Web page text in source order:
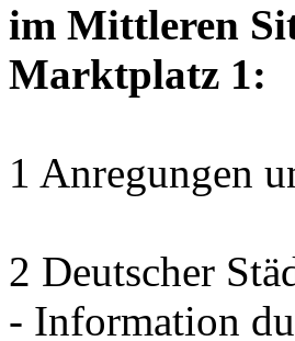
im Mittleren
Marktplatz 1:
1 Anregungen
2 Deutscher
- Information